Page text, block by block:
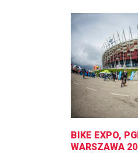
BIKE EXPO,
WARSZAWA